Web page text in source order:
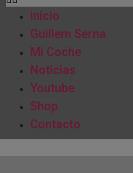
inicio
Guillem Serna
Mi Coche
Noticias
Youtube
Shop
Contacto